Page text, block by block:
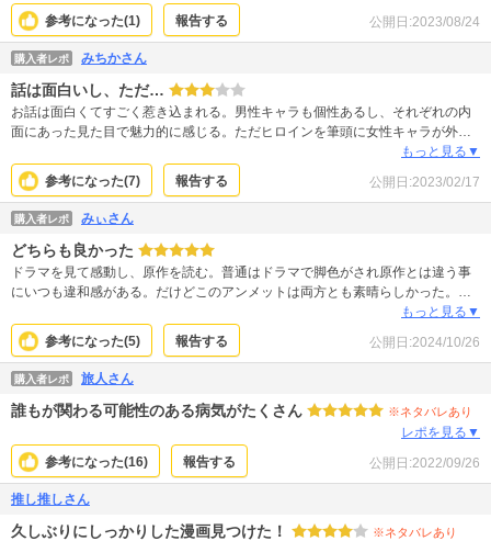
参考になった(1) 報告する 公開日:2023/08/24
購入者レポ みちかさん
話は面白いし、ただ…
お話は面白くてすごく惹き込まれる。男性キャラも個性あるし、それぞれの内
面にあった見た目で魅力的に感じる。ただヒロインを筆頭に女性キャラが外見
可愛くもキレイでもないし、内面もどっかで見たキャラで全然惹かれない。麻
酔の先生にみんながポーとなるのも？？だし、ヒロイン、男主人公が執着する
のも納得と思えるくらいもっと魅力的になってくれ！
もっと見る▼
参考になった(7) 報告する 公開日:2023/02/17
購入者レポ みぃさん
どちらも良かった
ドラマを見て感動し、原作を読む。普通はドラマで脚色がされ原作とは違う事
にいつも違和感がある。だけどこのアンメットは両方とも素晴らしかった。原
作を立体的に、彩りを、しかも自然な映像に仕上げたドラマに感激です。ドラ
マで奥深くなったみやびちゃんの気持ち、さんぺいさんの気持ちがリンクして
原作も白黒じゃなくて 色づいた画面に見えるくらい感動してしまった。 漫画を
ドラマ化してここまで双方がリンクして 満足したのは初めて、絶対に漫画から
原作、原作から漫画どちらから見ても感動するから 本当に双方を見る事お薦め
します。
もっと見る▼
参考になった(5) 報告する 公開日:2024/10/26
購入者レポ 旅人さん
誰もが関わる可能性のある病気がたくさん ※ネタバレあり
レポを見る▼
参考になった(16) 報告する 公開日:2022/09/26
推し推しさん
久しぶりにしっかりした漫画見つけた！ ※ネタバレあり